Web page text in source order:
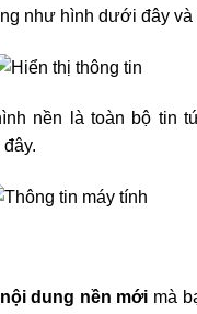
như hình dưới đây và
nền là toàn bộ tin
dung nền mới mà